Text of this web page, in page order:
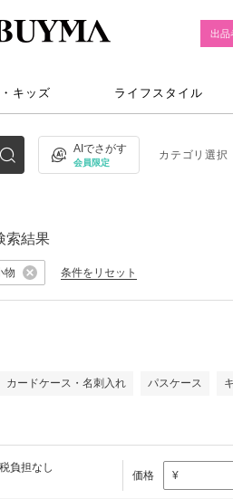
出品
キッズ ライフスタイル
AIでさがす
会員限定
カテゴリ選択
索結果
物 条件をリセット
カードケース・名刺入れ パスケース
負担なし
価格 ¥